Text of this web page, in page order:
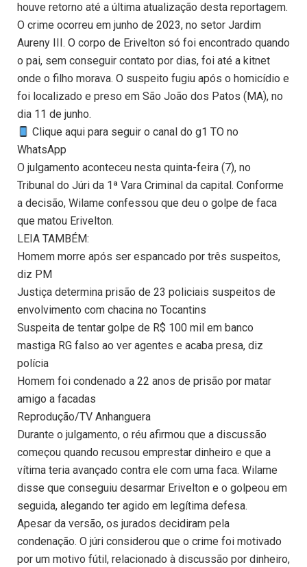
houve retorno até a última atualização desta reportagem.
O crime ocorreu em junho de 2023, no setor Jardim
Aureny III. O corpo de Erivelton só foi encontrado quando
o pai, sem conseguir contato por dias, foi até a kitnet
onde o filho morava. O suspeito fugiu após o homicídio e
foi localizado e preso em São João dos Patos (MA), no
dia 11 de junho.
Clique aqui para seguir o canal do g1 TO no
WhatsApp
O julgamento aconteceu nesta quinta-feira (7), no
Tribunal do Júri da 1ª Vara Criminal da capital. Conforme
a decisão, Wilame confessou que deu o golpe de faca
que matou Erivelton.
LEIA TAMBÉM:
Homem morre após ser espancado por três suspeitos,
diz PM
Justiça determina prisão de 23 policiais suspeitos de
envolvimento com chacina no Tocantins
Suspeita de tentar golpe de R$ 100 mil em banco
mastiga RG falso ao ver agentes e acaba presa, diz
polícia
Homem foi condenado a 22 anos de prisão por matar
amigo a facadas
Reprodução/TV Anhanguera
Durante o julgamento, o réu afirmou que a discussão
começou quando recusou emprestar dinheiro e que a
vítima teria avançado contra ele com uma faca. Wilame
disse que conseguiu desarmar Erivelton e o golpeou em
seguida, alegando ter agido em legítima defesa.
Apesar da versão, os jurados decidiram pela
condenação. O júri considerou que o crime foi motivado
por um motivo fútil, relacionado à discussão por dinheiro,